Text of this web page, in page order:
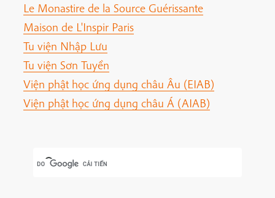
Le Monastire de la Source Guérissante
Maison de L'Inspir Paris
Tu viện Nhập Lưu
Tu viện Sơn Tuyền
Viện phật học ứng dụng châu Âu (EIAB)
Viện phật học ứng dụng châu Á (AIAB)